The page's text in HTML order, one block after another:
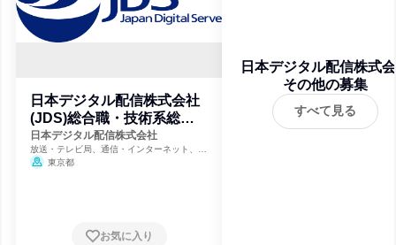
日本デジタル配信株式会社
(JDS)総合職・技術系総合
職
日本デジタル配信株式会社
放送・テレビ局、通信・インターネット、IT
サービス
東京都
お気に入り
日本デジタル配信株式
その他の募集
すべて見る